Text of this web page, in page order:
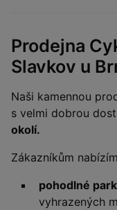
Prodejna
Slavkov u
Naši kamennou
s velmi dobrou
okolí.
Zákazníkům
pohodlné
vyhrazených